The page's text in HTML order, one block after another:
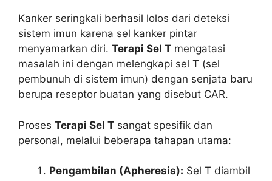
Kanker seringkali berhasil lolos dari deteksi
sistem imun karena sel kanker pintar
menyamarkan diri. Terapi Sel T mengatasi
masalah ini dengan melengkapi sel T (sel
pembunuh di sistem imun) dengan senjata baru
berupa reseptor buatan yang disebut CAR.
Proses Terapi Sel T sangat spesifik dan
personal, melalui beberapa tahapan utama:
Pengambilan (Apheresis): Sel T diambil